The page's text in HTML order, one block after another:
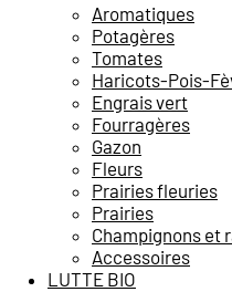
Aromatiques
Potagères
Tomates
Haricots-Pois-
Engrais vert
Fourragères
Gazon
Fleurs
Prairies fleuries
Prairies
Champignons et
Accessoires
LUTTE BIO